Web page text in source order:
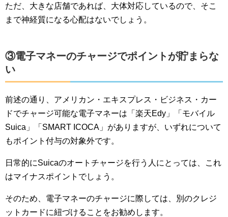
ただ、大きな店舗であれば、大体対応しているので、そこ
まで神経質になる心配はないでしょう。
③電子マネーのチャージでポイントが貯まらな
い
前述の通り、アメリカン・エキスプレス・ビジネス・カー
ドでチャージ可能な電子マネーは「楽天Edy」「モバイル
Suica」「SMART ICOCA」がありますが、いずれについて
もポイント付与の対象外です。
日常的にSuicaのオートチャージを行う人にとっては、これ
はマイナスポイントでしょう。
そのため、電子マネーのチャージに際しては、別のクレジ
ットカードに紐づけることをお勧めします。